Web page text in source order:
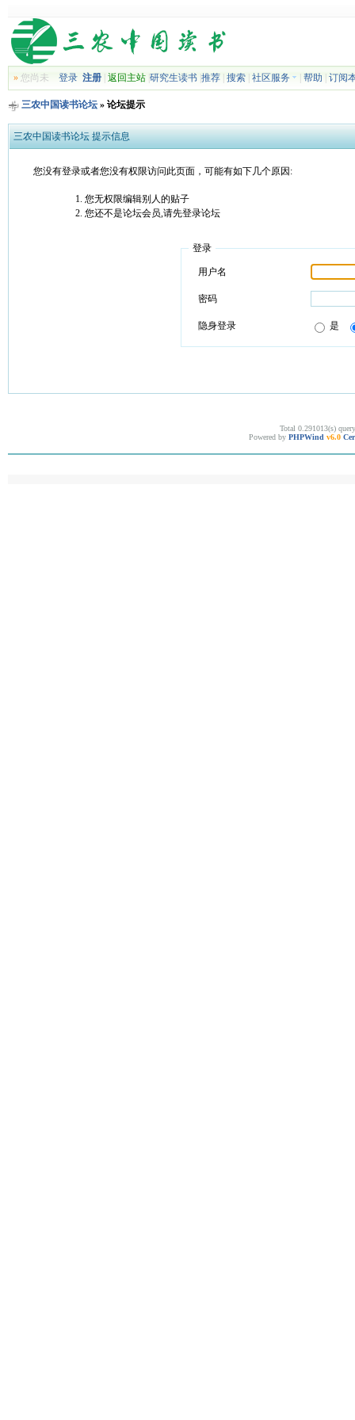
»您尚未 登录 注册| 返回主站| 研究生读书| 推荐| 搜索| 社区服务 帮助 订阅
三农中国读书论坛» 论坛提示
三农中国读书论坛 提示信息
您没有登录或者您没有权限访问此页面，可能有如下几个原因:
您无权限编辑别人的贴子
您还不是论坛会员,请先登录论坛
登录
用户名
密码
隐身登录 是
Total 0.291013(s)
Powered by PHPWind v6.0